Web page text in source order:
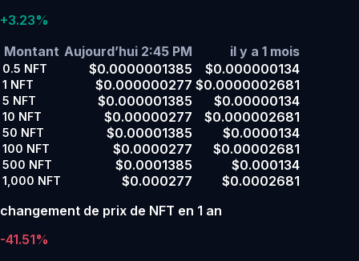
+3.23%
Montant Aujourd’hui 2:45 PM il y a 1 mois
0.5 NFT $0.0000001385 $0.000000134
1 NFT $0.000000277 $0.0000002681
5 NFT $0.000001385 $0.00000134
10 NFT $0.00000277 $0.000002681
50 NFT $0.00001385 $0.0000134
100 NFT $0.0000277 $0.00002681
500 NFT $0.0001385 $0.000134
1,000 NFT $0.000277
$0.0002681
changement de prix de NFT en 1 an
-41.51%